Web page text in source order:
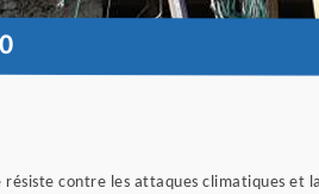
résiste contre les attaques climatiques